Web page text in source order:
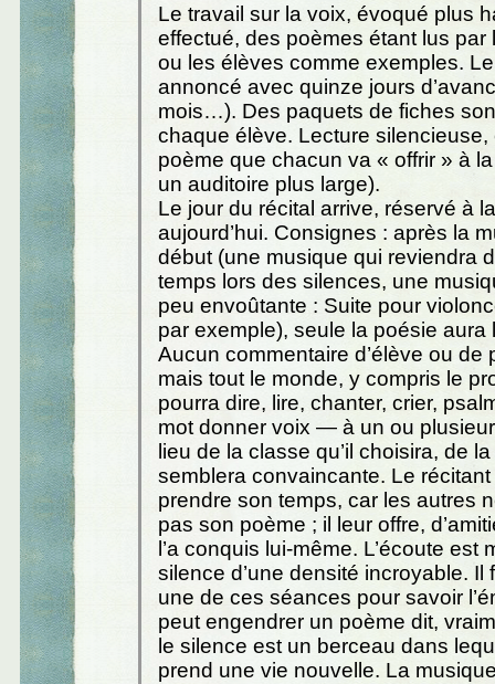
Le travail sur la voix, évoqué plus
effectué, des poèmes étant lus par
ou les élèves comme exemples.
annoncé avec quinze jours
mois…). Des paquets de fiches
chaque élève. Lecture silencieuse,
poème que chacun va « offrir » à
un auditoire plus large).
Le jour du récital arrive, réservé à
aujourd’hui. Consignes : après la
début (une musique qui reviendra
temps lors des silences, une
peu envoûtante : Suite pour
par exemple), seule la poésie aura
Aucun commentaire d’élève ou de
mais tout le monde, y compris le
pourra dire, lire, chanter, crier,
mot donner voix — à un ou
lieu de la classe qu’il choisira, de
semblera convaincante. Le récitant
prendre son temps, car les autres
pas son poème ; il leur offre,
l’a conquis lui-même. L’écoute est
silence d’une densité incroyable. Il
une de ces séances pour savoir
peut engendrer un poème dit,
le silence est un berceau dans
prend une vie nouvelle. La